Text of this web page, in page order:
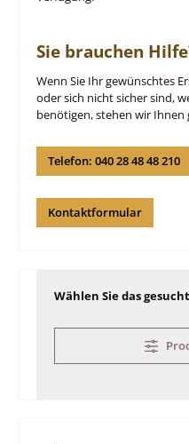
Sie brauchen
Wenn Sie Ihr gewünschtes
oder sich nicht sicher sind,
benötigen, stehen wir Ihnen
Telefon: 040 28 48 48 210
Kontaktformular
Wählen Sie das